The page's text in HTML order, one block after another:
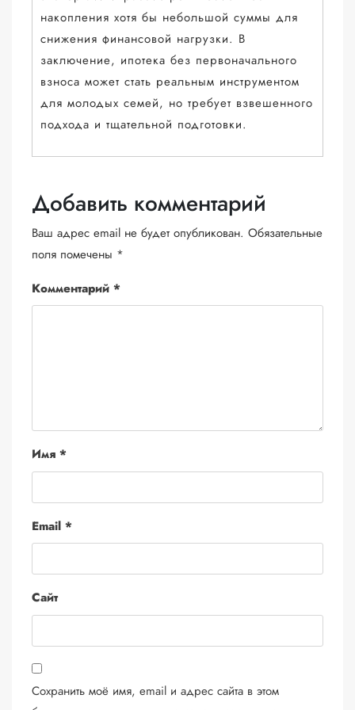
накопления хотя бы небольшой суммы для
снижения финансовой нагрузки. В
заключение, ипотека без первоначального
взноса может стать реальным инструментом
для молодых семей, но требует взвешенного
подхода и тщательной подготовки.
Добавить комментарий
Ваш адрес email не будет опубликован. Обязательные
поля помечены *
Комментарий *
Имя *
Email *
Сайт
Сохранить моё имя, email и адрес сайта в этом